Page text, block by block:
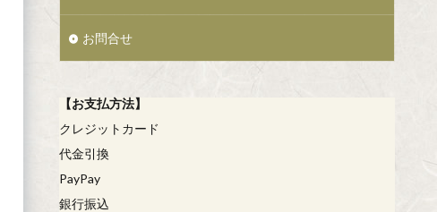
お問合せ
【お支払方法】
クレジットカード
代金引換
PayPay
銀行振込